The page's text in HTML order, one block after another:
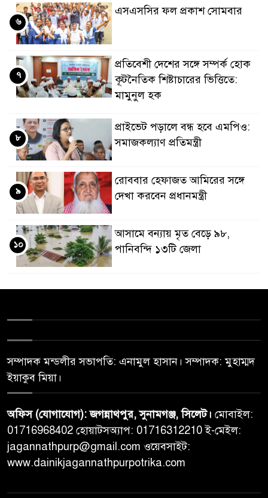
এসএসসির ফল প্রকাশ সোমবার
৬
প্রতিবেশী দেশের সঙ্গে সম্পর্ক হোক
কূটনৈতিক শিষ্টাচারের ভিত্তিতে:
মামুনুল হক
৭
প্রাইভেট পড়ালে বন্ধ হবে এমপিও:
সমাজকল্যাণ প্রতিমন্ত্রী
৮
রোববার হেফাজত আমিরের সঙ্গে
দেখা করবেন প্রধানমন্ত্রী
৯
আসামে বন্যায় মৃত বেড়ে ৯৮,
পানিবন্দি ১৩টি জেলা
১০
সম্পাদক মন্ডলীর সভাপতি: এনামুল হাসান। সম্পাদক: মুহাম্মদ
ইয়াকুব মিয়া।
অফিস (যোগাযোগ): জগন্নাথপুর, সুনামগঞ্জ, সিলেট। মোবাইল:
01716968402 হোয়াটসঅ্যাপ: 01716312210 ই-মেইল:
jagannathpurp@gmail.com ওয়েবসাইট:
www.dainikjagannathpurpotrika.com